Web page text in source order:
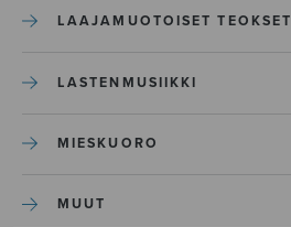
LAAJAMUOTOISET TEOKSET
LASTENMUSIIKKI
MIESKUORO
MUUT